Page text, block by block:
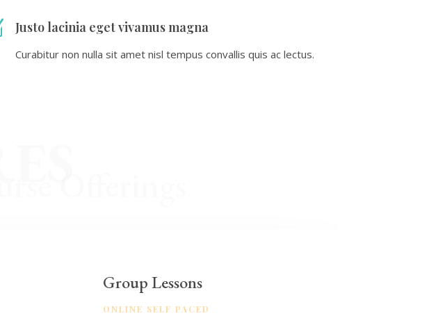
Justo lacinia eget vivamus magna
Curabitur non nulla sit amet nisl tempus convallis quis ac lectus.
Group Lessons
ONLINE SELF PACED